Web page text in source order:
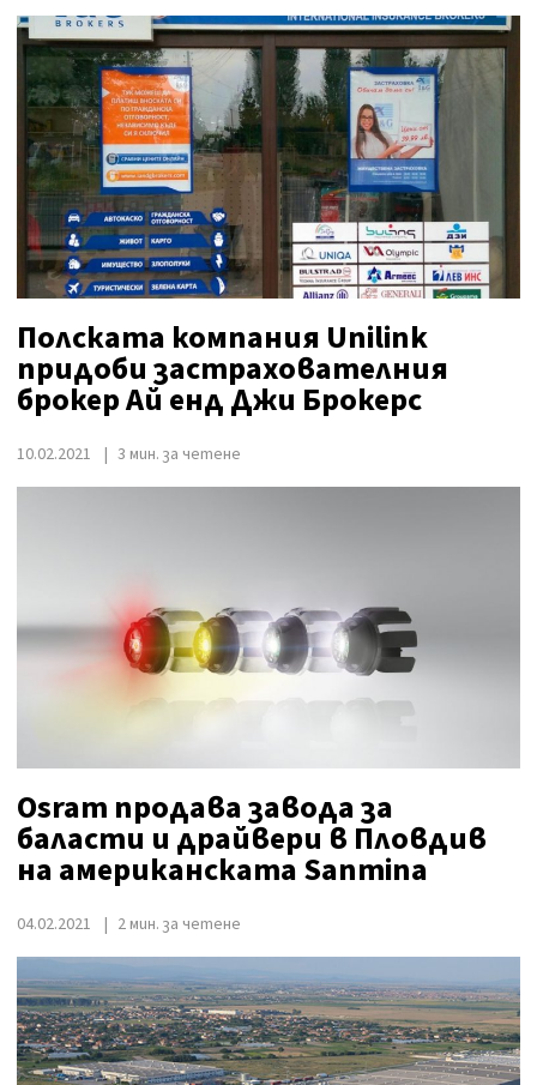
Полската компания Unilink
придоби застрахователния
брокер Ай енд Джи Брокерс
10.02.2021 3 мин. за четене
Osram продава завода за
баласти и драйвери в Пловдив
на американската Sanmina
04.02.2021 2 мин. за четене